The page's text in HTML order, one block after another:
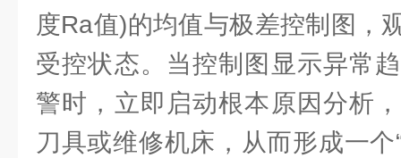
度Ra值)的均值与极差控制图，
受控状态。当控制图显示异常
警时，立即启动根本原因分析
刀具或维修机床，从而形成一个